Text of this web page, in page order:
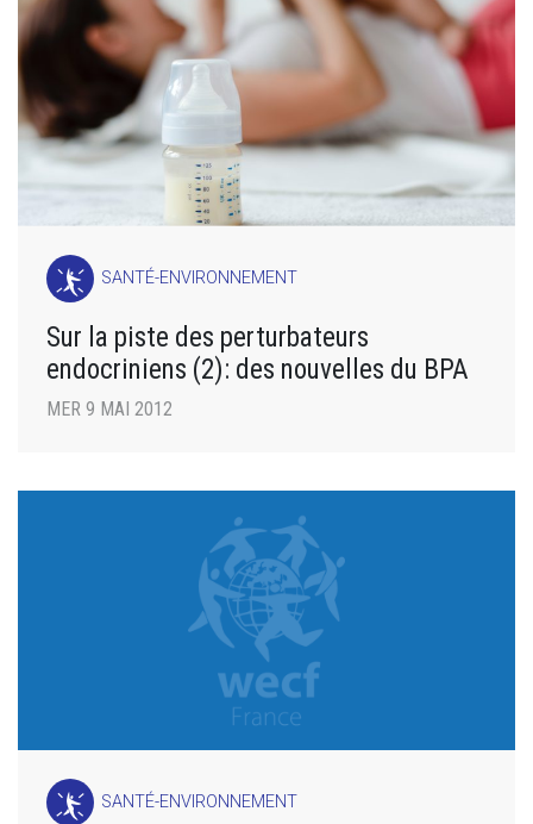
SANTÉ-ENVIRONNEMENT
Sur la piste des perturbateurs
endocriniens (2): des nouvelles du BPA
MER 9 MAI 2012
SANTÉ-ENVIRONNEMENT